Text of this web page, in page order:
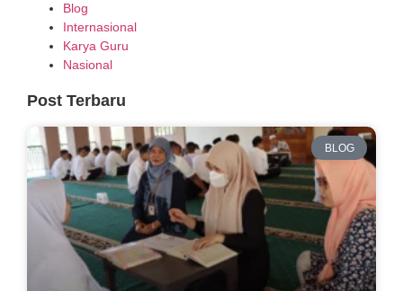
Blog
Internasional
Karya Guru
Nasional
Post Terbaru
BLOG